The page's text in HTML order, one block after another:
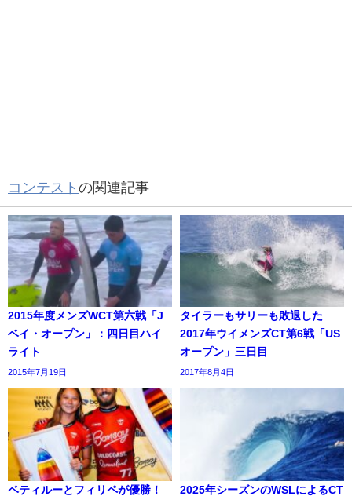
コンテスト の関連記事
2015年度メンズWCT第六戦「J
ベイ・オープン」：四日目ハイ
ライト
2015年7月19日
タイラーもサリーも敗退した
2017年ウイメンズCT第6戦「US
オープン」三日目
2017年8月4日
ベティルーとフィリペが優勝！
2025年シーズンのWSLによるCT